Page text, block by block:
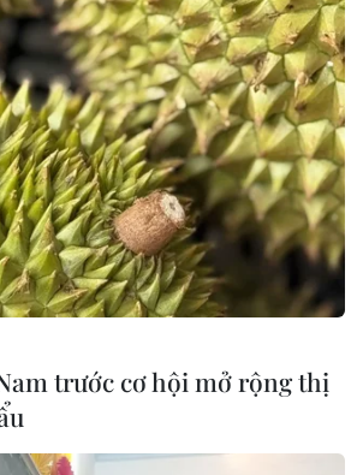
siêu dự án hàng
hai vùng biển
giao Việt Nam-
câu chuyện từ trái
Quốc khánh lần
Singapore
trước cơ hội mở rộng thị